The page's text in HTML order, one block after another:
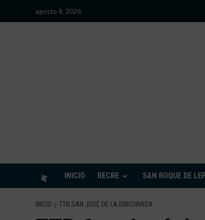
agosto 8, 2026
INICIO RECRE SAN ROQUE DE
INICIO TTR SAN JOSÉ DE LA RINCONADA